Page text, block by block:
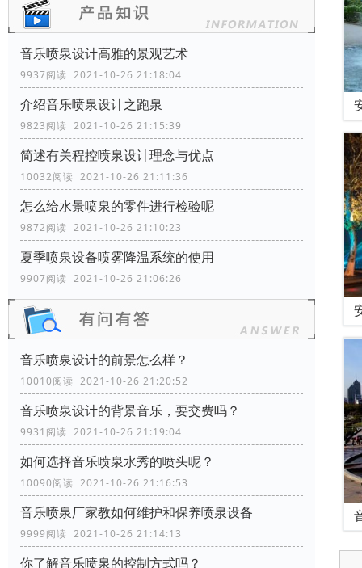
音乐喷泉设计高雅的景观艺术
9937阅读 2021-10-26 21:18:04
介绍音乐喷泉设计之跑泉
9823阅读 2021-10-26 21:15:39
简述有关程控喷泉设计理念与优点
10032阅读 2021-10-26 21:11:36
怎么给水景喷泉的零件进行检验呢
9872阅读 2021-10-26 21:10:23
夏季喷泉设备喷雾降温系统的使用
9907阅读 2021-10-26 21:06:26
音乐喷泉设计的前景怎么样？
10010阅读 2021-10-26 21:20:52
音乐喷泉设计的背景音乐，要交费吗？
9931阅读 2021-10-26 21:19:04
如何选择音乐喷泉水秀的喷头呢？
10090阅读 2021-10-26 21:16:53
音乐喷泉厂家教如何维护和保养喷泉设备
9999阅读 2021-10-26 21:14:13
你了解音乐喷泉的控制方式吗？